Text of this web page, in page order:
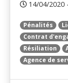
14/04/2020
Pénalités
Contrat
Résiliation
Agence de